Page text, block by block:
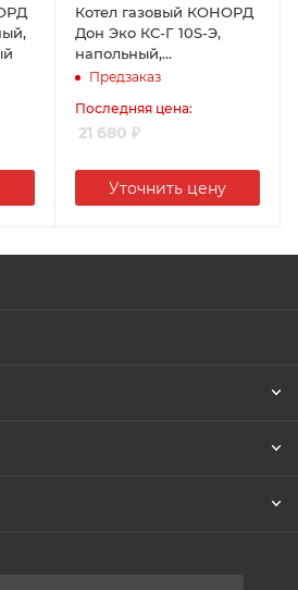
Котел газовый КОНОРД
Дон Эко КС-Г 10S-Э,
напольный,
10кВт,одноконтурный
Предзаказ
Последняя цена:
21 680 ₽
Уточнить цену